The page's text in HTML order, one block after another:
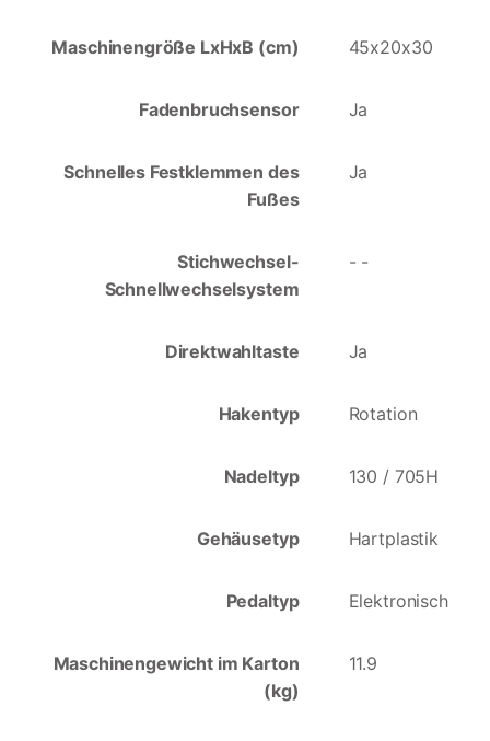
Maschinengröße LxHxB (cm) 45x20x30
Fadenbruchsensor Ja
Schnelles Festklemmen des
Fußes
Ja
Stichwechsel-
Schnellwechselsystem
- -
Direktwahltaste Ja
Hakentyp Rotation
Nadeltyp 130 / 705H
Gehäusetyp Hartplastik
Pedaltyp Elektronisch
Maschinengewicht im Karton
(kg)
11.9